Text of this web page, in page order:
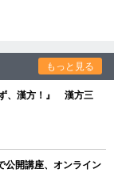
もっと見る
、漢方！』 漢方三
開講座、オンライン